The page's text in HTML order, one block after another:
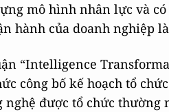
mô hình nhân lực và
hành của doanh nghiệp
“Intelligence
công bố kế hoạch tổ
nghệ được tổ chức